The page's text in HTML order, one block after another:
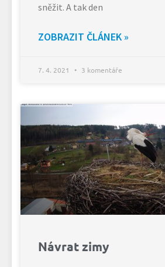
sněžit. A tak den
ZOBRAZIT ČLÁNEK »
7. 4. 2021 3 komentáře
Návrat zimy